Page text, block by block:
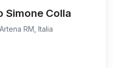
Simone Colla
RM, Italia